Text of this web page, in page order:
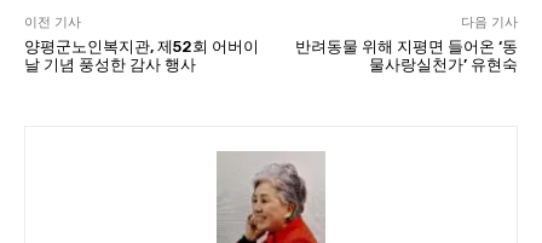
이전 기사
양평군노인복지관, 제52회 어버이
날 기념 풍성한 감사 행사
다음 기사
반려동물 위해 지평면 들어온 ‘동
물사랑실천가’ 유현숙